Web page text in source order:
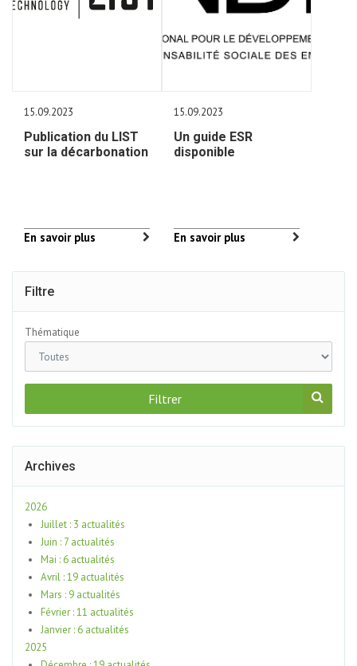
15.09.2023
Publication du LIST
sur la décarbonation
En savoir plus
15.09.2023
Un guide ESR
disponible
En savoir plus
Filtre
Thématique
Filtrer
Archives
2026
Juillet : 3 actualités
Juin : 7 actualités
Mai : 6 actualités
Avril : 19 actualités
Mars : 9 actualités
Février : 11 actualités
Janvier : 6 actualités
2025